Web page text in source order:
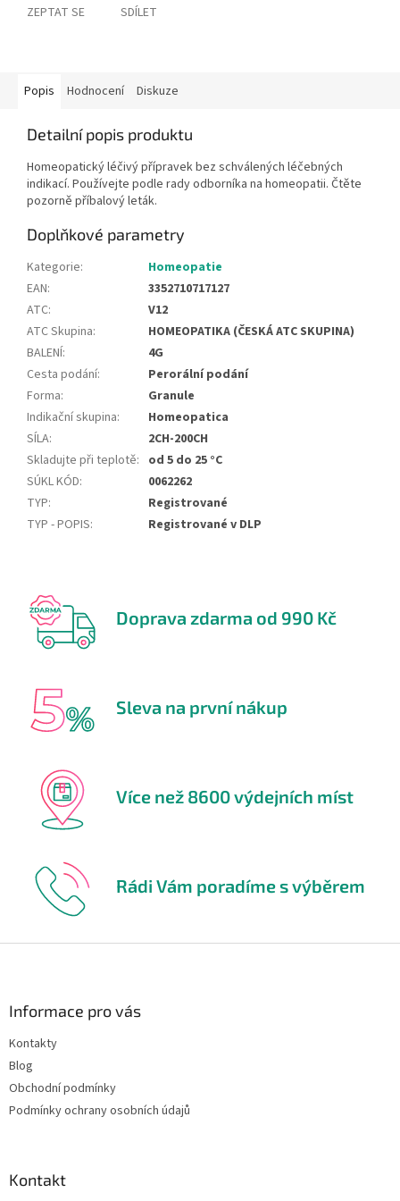
ZEPTAT SE SDÍLET
Popis Hodnocení Diskuze
Detailní popis produktu
Homeopatický léčivý přípravek bez schválených léčebných
indikací. Používejte podle rady odborníka na homeopatii. Čtěte
pozorně příbalový leták.
Doplňkové parametry
Kategorie:
Homeopatie
EAN:
3352710717127
ATC:
V12
ATC Skupina:
HOMEOPATIKA (ČESKÁ ATC SKUPINA)
BALENÍ:
4G
Cesta podání:
Perorální podání
Forma:
Granule
Indikační skupina:
Homeopatica
SÍLA:
2CH-200CH
Skladujte při teplotě: od 5 do 25 °C
SÚKL KÓD:
0062262
TYP:
Registrované
TYP - POPIS: Registrované v DLP
Doprava zdarma od 990 Kč
Sleva na první nákup
Více než 8600 výdejních míst
Rádi Vám poradíme s výběrem
Informace pro vás
Kontakty
Blog
Obchodní podmínky
Podmínky ochrany osobních údajů
Kontakt